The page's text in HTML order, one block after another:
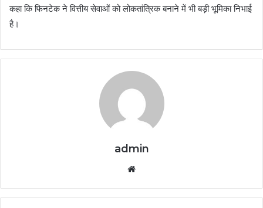
कहा कि फिनटेक ने वित्तीय सेवाओं को लोकतांत्रिक बनाने में भी बड़ी भूमिका निभाई
है।
admin